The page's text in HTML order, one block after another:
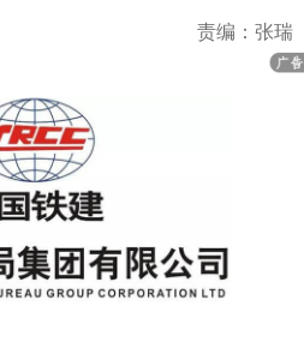
责编：张瑞